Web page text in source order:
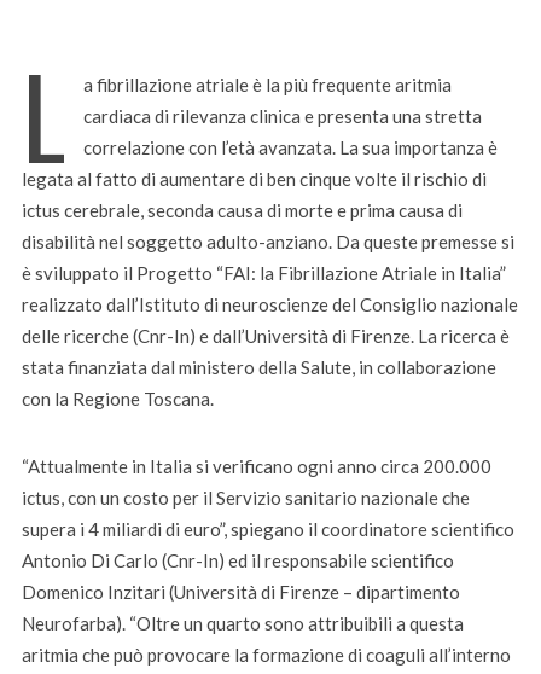
L
a fibrillazione atriale è la più frequente aritmia
cardiaca di rilevanza clinica e presenta una stretta
correlazione con l’età avanzata. La sua importanza è
legata al fatto di aumentare di ben cinque volte il rischio di
ictus cerebrale, seconda causa di morte e prima causa di
disabilità nel soggetto adulto-anziano. Da queste premesse si
è sviluppato il Progetto “FAI: la Fibrillazione Atriale in Italia”
realizzato dall’Istituto di neuroscienze del Consiglio nazionale
delle ricerche (Cnr-In) e dall’Università di Firenze. La ricerca è
stata finanziata dal ministero della Salute, in collaborazione
con la Regione Toscana.
“Attualmente in Italia si verificano ogni anno circa 200.000
ictus, con un costo per il Servizio sanitario nazionale che
supera i 4 miliardi di euro”, spiegano il coordinatore scientifico
Antonio Di Carlo (Cnr-In) ed il responsabile scientifico
Domenico Inzitari (Università di Firenze – dipartimento
Neurofarba). “Oltre un quarto sono attribuibili a questa
aritmia che può provocare la formazione di coaguli all’interno